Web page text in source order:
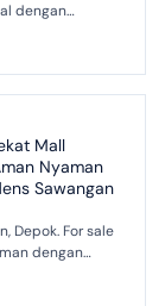
nilai
Mall
Nyaman
Sawangan
For sale
dengan
Properti 2